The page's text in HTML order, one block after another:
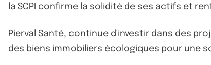
la SCPI confirme la solidité de ses actifs et
Pierval Santé, continue d'investir dans des
des biens immobiliers écologiques pour une